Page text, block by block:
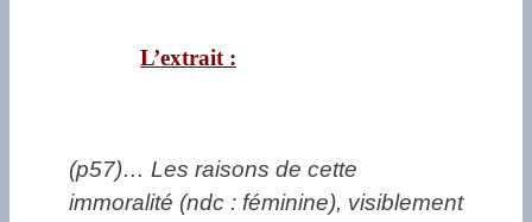
L’extrait :
(p57)… Les raisons de cette
immoralité (ndc : féminine), visiblement